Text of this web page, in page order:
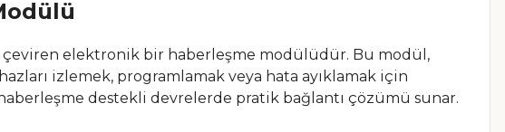
çeviren elektronik bir haberleşme modülüdür. Bu modül,
izlemek, programlamak veya hata ayıklamak için
destekli devrelerde pratik bağlantı çözümü sunar.